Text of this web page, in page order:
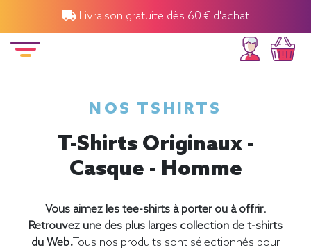
Livraison gratuite dès 60 € d'achat
NOS TSHIRTS
T-Shirts Originaux -
Casque - Homme
Vous aimez les tee-shirts à porter ou à offrir.
Retrouvez une des plus larges collection de t-shirts
du Web.Tous nos produits sont sélectionnés pour